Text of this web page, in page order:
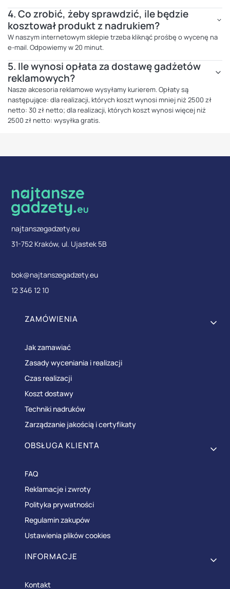
4.Co zrobić, żeby sprawdzić, ile będzie
kosztował produkt z nadrukiem?
W naszym internetowym sklepie trzeba kliknąć prośbę o wycenę na
e-mail. Odpowiemy w 20 minut.
5. Ile wynosi opłata za dostawę gadżetów
reklamowych?
Nasze akcesoria reklamowe wysyłamy kurierem. Opłaty są
następujące: dla realizacji, których koszt wynosi mniej niż 2500 zł
netto: 30 zł netto; dla realizacji, których koszt wynosi więcej niż
2500 zł netto: wysyłka gratis.
najtanszegadzety.eu
31-752 Kraków, ul. Ujastek 5B
bok@najtanszegadzety.eu
12 346 12 10
Linki w stopce
ZAMÓWIENIA
Jak zamawiać
Zasady wyceniania i realizacji
Czas realizacji
Koszt dostawy
Techniki nadruków
Zarządzanie jakością i certyfikaty
OBSŁUGA KLIENTA
FAQ
Reklamacje i zwroty
Polityka prywatności
Regulamin zakupów
Ustawienia plików cookies
INFORMACJE
Kontakt